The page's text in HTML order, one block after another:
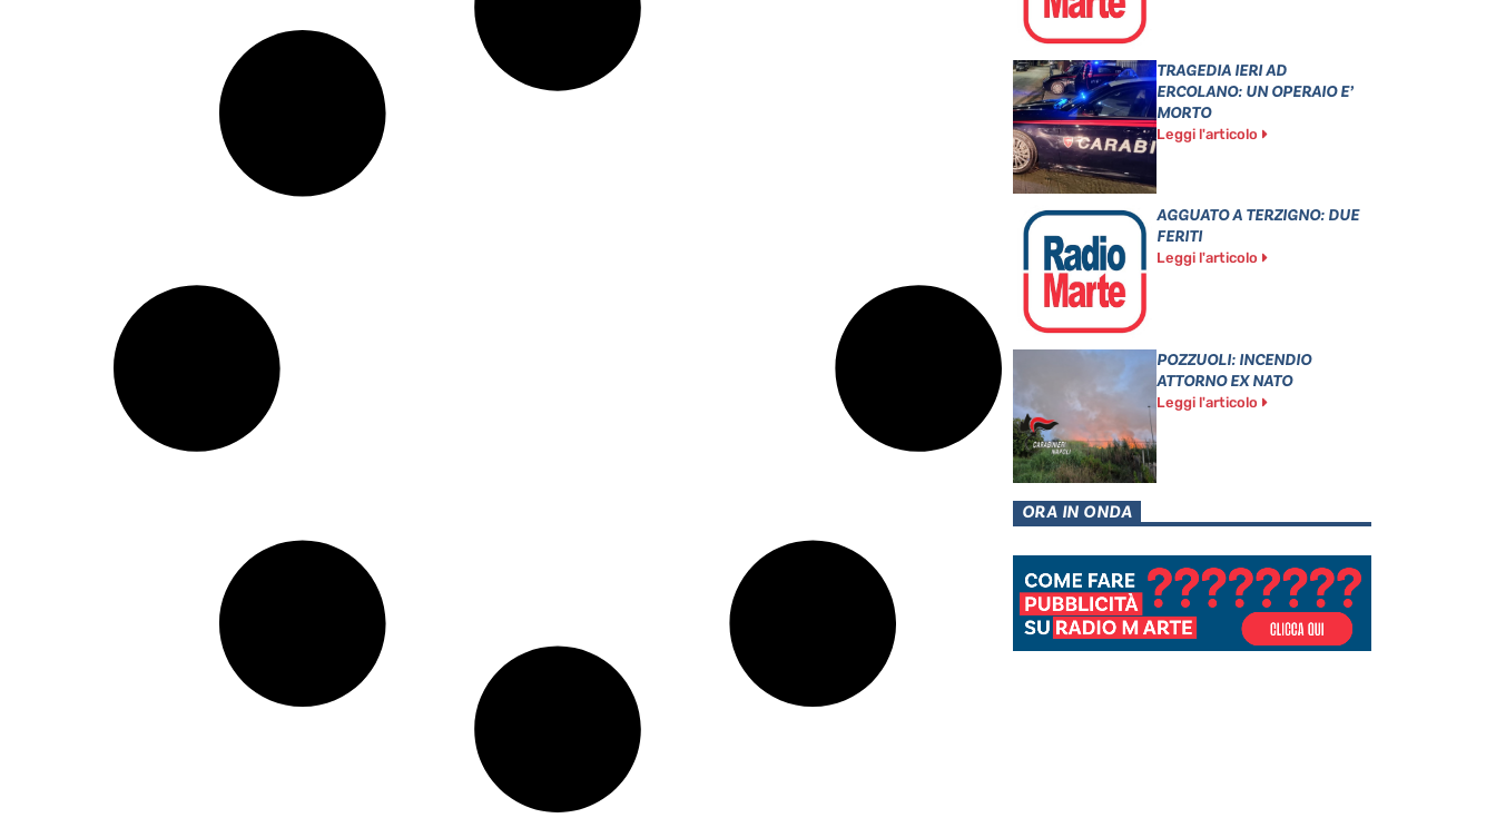
TRAGEDIA IERI AD
ERCOLANO: UN OPERAIO E’
MORTO
Leggi l'articolo
AGGUATO A TERZIGNO: DUE
FERITI
Leggi l'articolo
POZZUOLI: INCENDIO
ATTORNO EX NATO
Leggi l'articolo
ORA IN ONDA